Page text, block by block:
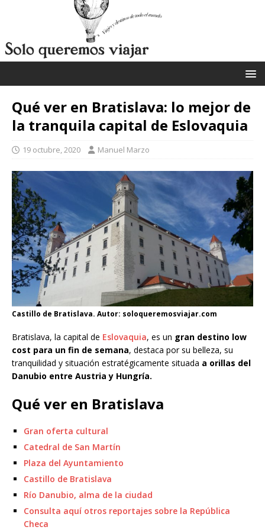
Qué ver en Bratislava: lo mejor de
la tranquila capital de Eslovaquia
19 octubre, 2020 Manuel Marzo
Castillo de Bratislava. Autor: soloqueremosviajar.com
Bratislava, la capital de Eslovaquia, es un gran destino low
cost para un fin de semana, destaca por su belleza, su
tranquilidad y situación estratégicamente situada a orillas del
Danubio entre Austria y Hungría.
Qué ver en Bratislava
Gran oferta cultural
Catedral de San Martín
Plaza del Ayuntamiento
Castillo de Bratislava
Río Danubio, alma de la ciudad
Consulta aquí otros reportajes sobre la República
Checa